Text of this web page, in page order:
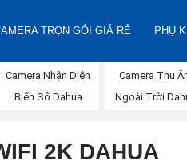
TRỌN GÓI GIÁ RẺ PHỤ
Camera Nhận Diện
Biển Số Dahua
Camera Thu
Ngoài Trời
2K DAHUA